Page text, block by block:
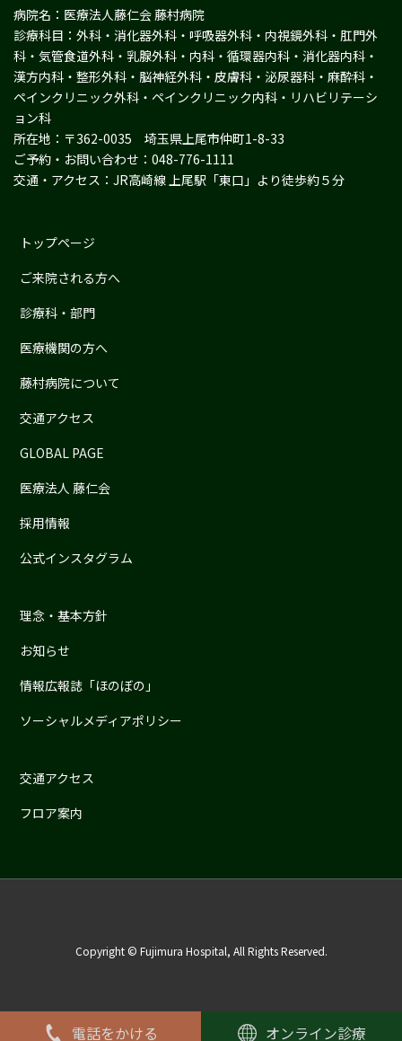
病院名：医療法人藤仁会 藤村病院
診療科目：外科・消化器外科・呼吸器外科・内視鏡外科・肛門外
科・気管食道外科・乳腺外科・内科・循環器内科・消化器内科・
漢方内科・整形外科・脳神経外科・皮膚科・泌尿器科・麻酔科・
ペインクリニック外科・ペインクリニック内科・リハビリテーシ
ョン科
所在地：〒362-0035 埼玉県上尾市仲町1-8-33
ご予約・お問い合わせ：048-776-1111
交通・アクセス：JR高崎線 上尾駅「東口」より徒歩約５分
トップページ
ご来院される方へ
診療科・部門
医療機関の方へ
藤村病院について
交通アクセス
GLOBAL PAGE
医療法人 藤仁会
採用情報
公式インスタグラム
理念・基本方針
お知らせ
情報広報誌「ほのぼの」
ソーシャルメディアポリシー
交通アクセス
フロア案内
Copyright © Fujimura Hospital, All Rights Reserved.
電話をかける オンライン診療